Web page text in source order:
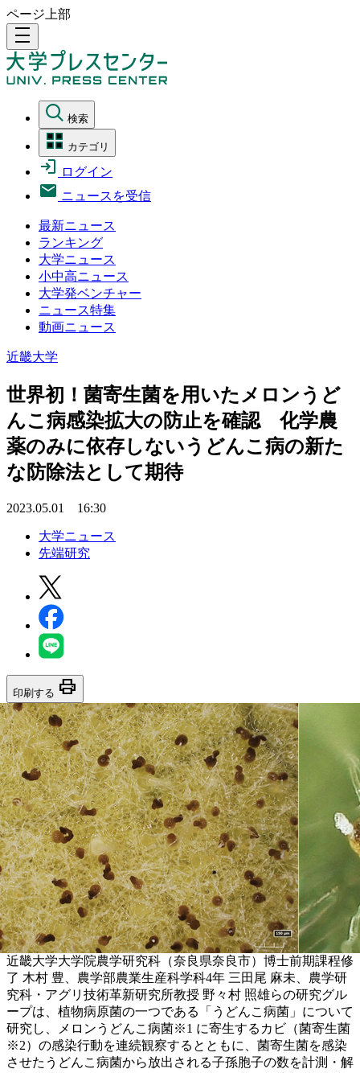
ページ上部
density_medium
検索
カテゴリ
ログイン
ニュースを受信
最新ニュース
ランキング
大学ニュース
小中高ニュース
大学発ベンチャー
ニュース特集
動画ニュース
近畿大学
世界初！菌寄生菌を用いたメロンうど
んこ病感染拡大の防止を確認 化学農
薬のみに依存しないうどんこ病の新た
な防除法として期待
2023.05.01 16:30
大学ニュース
先端研究
印刷する print
近畿大学大学院農学研究科（奈良県奈良市）博士前期課程修
了 木村 豊、農学部農業生産科学科4年 三田尾 麻未、農学研
究科・アグリ技術革新研究所教授 野々村 照雄らの研究グル
ープは、植物病原菌の一つである「うどんこ病菌」について
研究し、メロンうどんこ病菌※1 に寄生するカビ（菌寄生菌
※2）の感染行動を連続観察するとともに、菌寄生菌を感染
させたうどんこ病菌から放出される子孫胞子の数を計測・解